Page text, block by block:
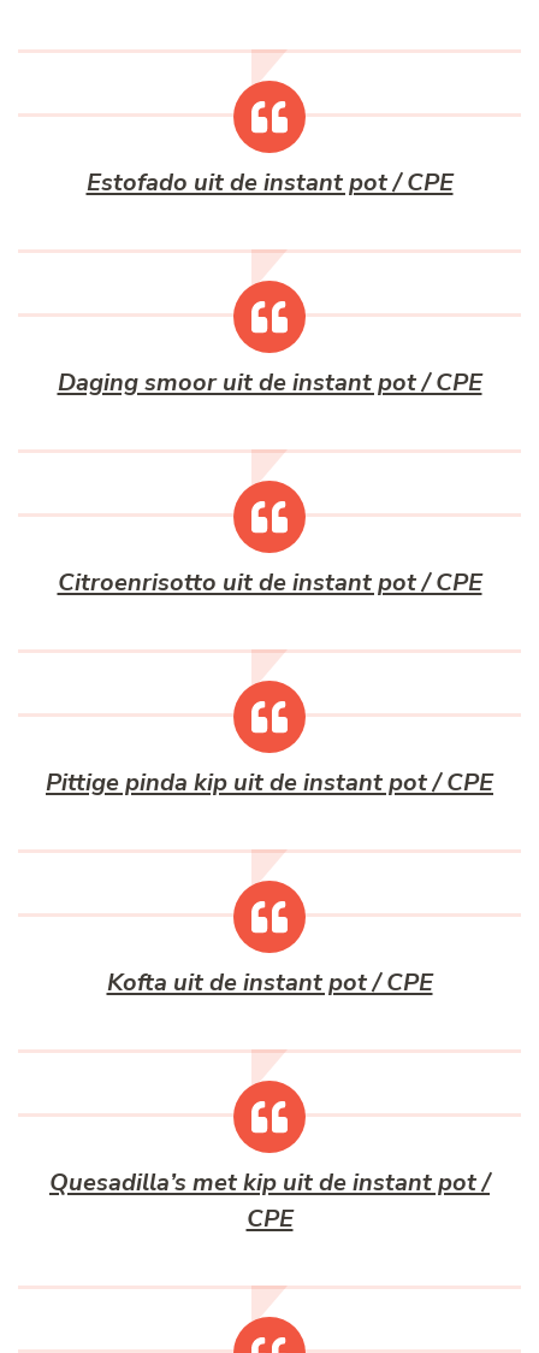
Estofado uit de instant pot / CPE
Daging smoor uit de instant pot / CPE
Citroenrisotto uit de instant pot / CPE
Pittige pinda kip uit de instant pot / CPE
Kofta uit de instant pot / CPE
Quesadilla’s met kip uit de instant pot /
CPE